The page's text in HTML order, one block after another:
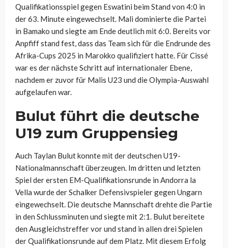
Qualifikationsspiel gegen Eswatini beim Stand von 4:0 in
der 63. Minute eingewechselt. Mali dominierte die Partei
in Bamako und siegte am Ende deutlich mit 6:0. Bereits vor
Anpfiff stand fest, dass das Team sich für die Endrunde des
Afrika-Cups 2025 in Marokko qualifiziert hatte. Für Cissé
war es der nächste Schritt auf internationaler Ebene,
nachdem er zuvor für Malis U23 und die Olympia-Auswahl
aufgelaufen war.
Bulut führt die deutsche
U19 zum Gruppensieg
Auch Taylan Bulut konnte mit der deutschen U19-
Nationalmannschaft überzeugen. Im dritten und letzten
Spiel der ersten EM-Qualifikationsrunde in Andorra la
Vella wurde der Schalker Defensivspieler gegen Ungarn
eingewechselt. Die deutsche Mannschaft drehte die Partie
in den Schlussminuten und siegte mit 2:1. Bulut bereitete
den Ausgleichstreffer vor und stand in allen drei Spielen
der Qualifikationsrunde auf dem Platz. Mit diesem Erfolg